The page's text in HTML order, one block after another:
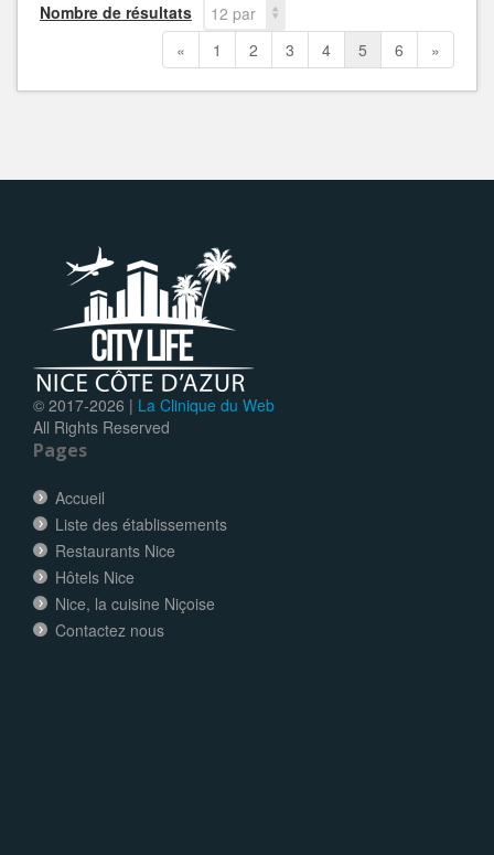
Nombre de résultats
12 par
page
« 1 2 3 4 5 6 »
© 2017-2026 | La Clinique du Web
All Rights Reserved
Pages
Accueil
Liste des établissements
Restaurants Nice
Hôtels Nice
Nice, la cuisine Niçoise
Contactez nous